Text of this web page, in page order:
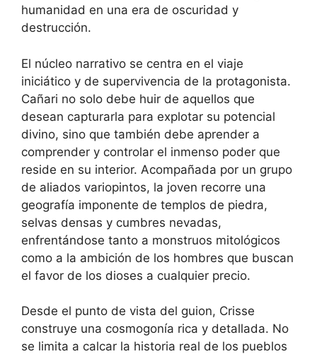
humanidad en una era de oscuridad y
destrucción.
El núcleo narrativo se centra en el viaje
iniciático y de supervivencia de la protagonista.
Cañari no solo debe huir de aquellos que
desean capturarla para explotar su potencial
divino, sino que también debe aprender a
comprender y controlar el inmenso poder que
reside en su interior. Acompañada por un grupo
de aliados variopintos, la joven recorre una
geografía imponente de templos de piedra,
selvas densas y cumbres nevadas,
enfrentándose tanto a monstruos mitológicos
como a la ambición de los hombres que buscan
el favor de los dioses a cualquier precio.
Desde el punto de vista del guion, Crisse
construye una cosmogonía rica y detallada. No
se limita a calcar la historia real de los pueblos